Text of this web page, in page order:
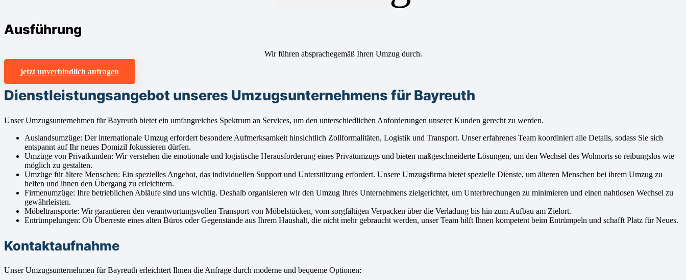
Ausführung
Wir führen absprachegemäß Ihren Umzug durch.
jetzt unverbindlich anfragen
Dienstleistungsangebot unseres Umzugsunternehmens für Bayreuth
Unser Umzugsunternehmen für Bayreuth bietet ein umfangreiches Spektrum an Services, um den unterschiedlichen Anforderungen unserer Kunden gerecht zu werden.
Auslandsumzüge: Der internationale Umzug erfordert besondere Aufmerksamkeit hinsichtlich Zollformalitäten, Logistik und Transport. Unser erfahrenes Team koordiniert alle Details, sodass Sie sich
entspannt auf Ihr neues Domizil fokussieren dürfen.
Umzüge von Privatkunden: Wir verstehen die emotionale und logistische Herausforderung eines Privatumzugs und bieten maßgeschneiderte Lösungen, um den Wechsel des Wohnorts so reibungslos wie
möglich zu gestalten.
Umzüge für ältere Menschen: Ein spezielles Angebot, das individuellen Support und Unterstützung erfordert. Unsere Umzugsfirma bietet spezielle Dienste, um älteren Menschen bei ihrem Umzug zu
helfen und ihnen den Übergang zu erleichtern.
Firmenumzüge: Ihre betrieblichen Abläufe sind uns wichtig. Deshalb organisieren wir den Umzug Ihres Unternehmens zielgerichtet, um Unterbrechungen zu minimieren und einen nahtlosen Wechsel zu
gewährleisten.
Möbeltransporte: Wir garantieren den verantwortungsvollen Transport von Möbelstücken, vom sorgfältigen Verpacken über die Verladung bis hin zum Aufbau am Zielort.
Entrümpelungen: Ob Überreste eines alten Büros oder Gegenstände aus Ihrem Haushalt, die nicht mehr gebraucht werden, unser Team hilft Ihnen kompetent beim Entrümpeln und schafft Platz für Neues.
Kontaktaufnahme
Unser Umzugsunternehmen für Bayreuth erleichtert Ihnen die Anfrage durch moderne und bequeme Optionen: